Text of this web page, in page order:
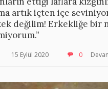
artık içten içe
değilim! Erkekliğe bir
15 Eylül 2020 0